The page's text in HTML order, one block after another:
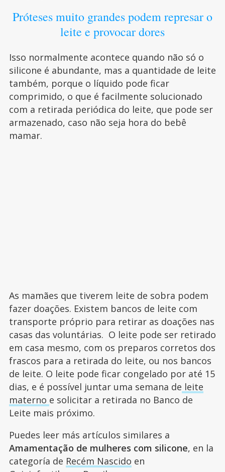
Próteses muito grandes podem represar o
leite e provocar dores
Isso normalmente acontece quando não só o
silicone é abundante, mas a quantidade de leite
também, porque o líquido pode ficar
comprimido, o que é facilmente solucionado
com a retirada periódica do leite, que pode ser
armazenado, caso não seja hora do bebê
mamar.
As mamães que tiverem leite de sobra podem
fazer doações. Existem bancos de leite com
transporte próprio para retirar as doações nas
casas das voluntárias. O leite pode ser retirado
em casa mesmo, com os preparos corretos dos
frascos para a retirada do leite, ou nos bancos
de leite. O leite pode ficar congelado por até 15
dias, e é possível juntar uma semana de leite
materno e solicitar a retirada no Banco de
Leite mais próximo.
Puedes leer más artículos similares a
Amamentação de mulheres com silicone, en la
categoría de Recém Nascido en